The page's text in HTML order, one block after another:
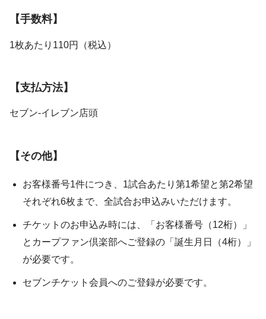
【手数料】
1枚あたり110円（税込）
【支払方法】
セブン-イレブン店頭
【その他】
お客様番号1件につき、1試合あたり第1希望と第2希望
それぞれ6枚まで、全試合お申込みいただけます。
チケットのお申込み時には、「お客様番号（12桁）」
とカープファン倶楽部へご登録の「誕生月日（4桁）」
が必要です。
セブンチケット会員へのご登録が必要です。